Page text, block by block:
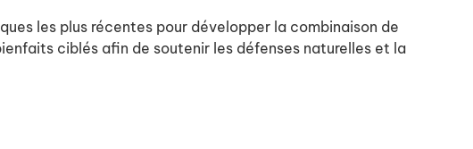
les plus récentes pour développer la combinaison de
ciblés afin de soutenir les défenses naturelles et la